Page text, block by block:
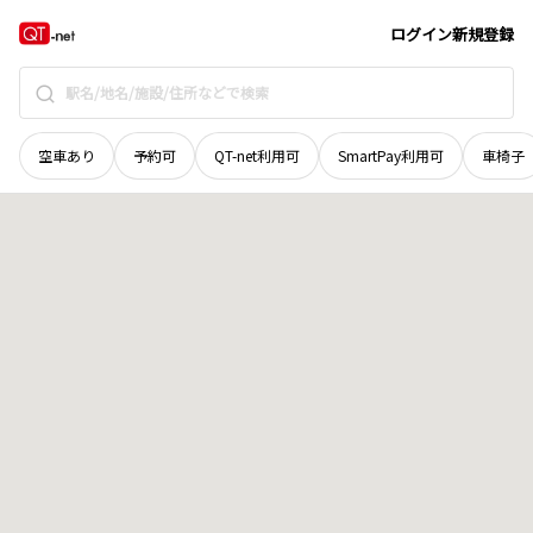
ログイン新規登録
空車あり 予約可 QT-net利用可 SmartPay利用可 車椅子
宮城県